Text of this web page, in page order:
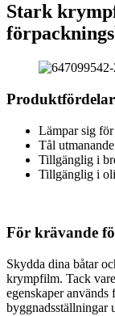
Stark
Produktfördelar
Lämpar sig
Tål
Tillgänglig i
Tillgänglig i
För krävande
Skydda dina båtar
krympfilm. Tack
egenskaper
byggnadsställningar